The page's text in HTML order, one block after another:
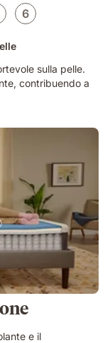
6
sulla pelle.
contribuendo a
e il